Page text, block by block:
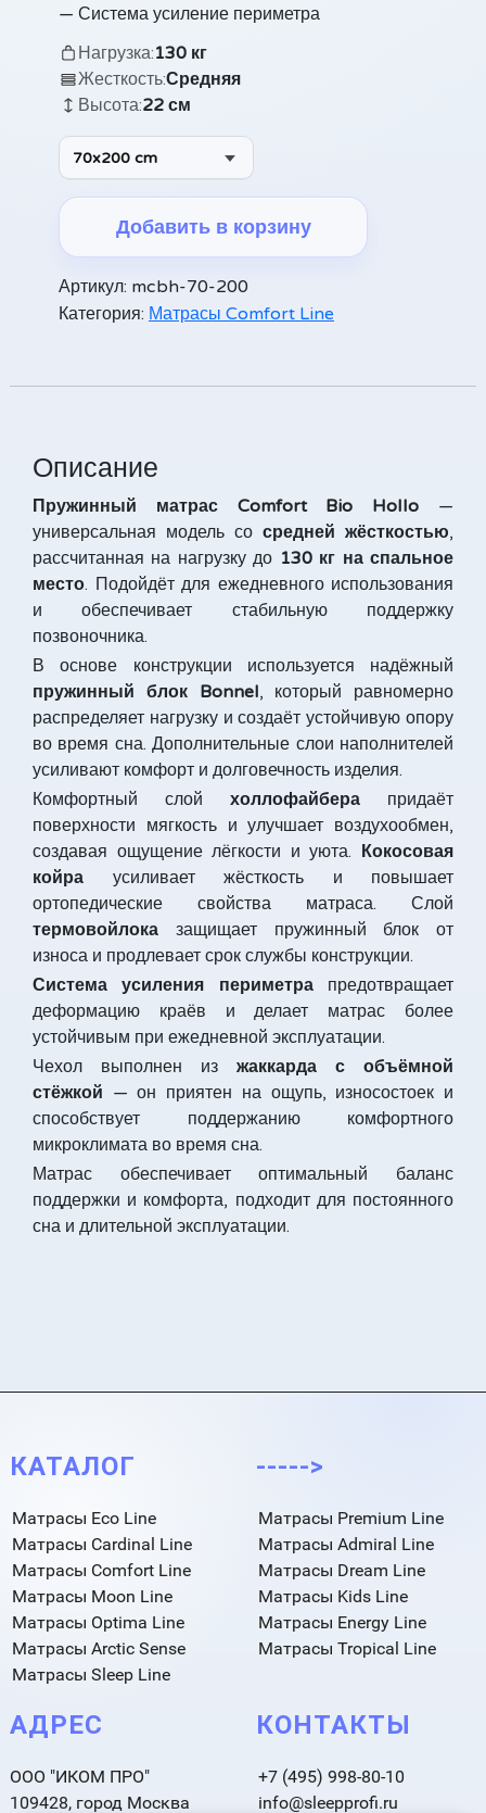
— Система усиление периметра
Нагрузка:130 кг
Жесткость:Средняя
Высота:22 см
70x200 cm
Добавить в корзину
Артикул: mcbh-70-200
Категория: Матрасы Comfort Line
Описание
Пружинный матрас Comfort Bio Hollo —
универсальная модель со средней жёсткостью,
рассчитанная на нагрузку до 130 кг на спальное
место. Подойдёт для ежедневного использования
и обеспечивает стабильную поддержку
позвоночника.
В основе конструкции используется надёжный
пружинный блок Bonnel, который равномерно
распределяет нагрузку и создаёт устойчивую опору
во время сна. Дополнительные слои наполнителей
усиливают комфорт и долговечность изделия.
Комфортный слой холлофайбера придаёт
поверхности мягкость и улучшает воздухообмен,
создавая ощущение лёгкости и уюта. Кокосовая
койра усиливает жёсткость и повышает
ортопедические свойства матраса. Слой
термовойлока защищает пружинный блок от
износа и продлевает срок службы конструкции.
Система усиления периметрапредотвращает
деформацию краёв и делает матрас более
устойчивым при ежедневной эксплуатации.
Чехол выполнен из жаккарда с объёмной
стёжкой — он приятен на ощупь, износостоек и
способствует поддержанию комфортного
микроклимата во время сна.
Матрас обеспечивает оптимальный баланс
поддержки и комфорта, подходит для постоянного
сна и длительной эксплуатации.
КАТАЛОГ
Матрасы Eco Line
Матрасы Cardinal Line
Матрасы Comfort Line
Матрасы Moon Line
Матрасы Optima Line
Матрасы Arctic Sense
Матрасы Sleep Line
----->
Матрасы Premium Line
Матрасы Admiral Line
Матрасы Dream Line
Матрасы Kids Line
Матрасы Energy Line
Матрасы Tropical Line
АДРЕС
ООО "ИКОМ ПРО"
109428, город Москва
КОНТАКТЫ
+7 (495) 998-80-10
info@sleepprofi.ru